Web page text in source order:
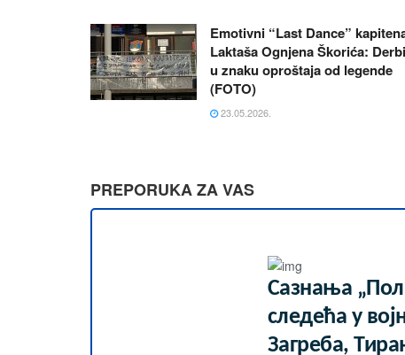
Emotivni “Last Dance”
Laktaša Ognjena Škorića: Derbi
u znaku oproštaja od legende
(FOTO)
23.05.2026.
PREPORUKA ZA VAS
Сазнања
следећа у
Загреба,